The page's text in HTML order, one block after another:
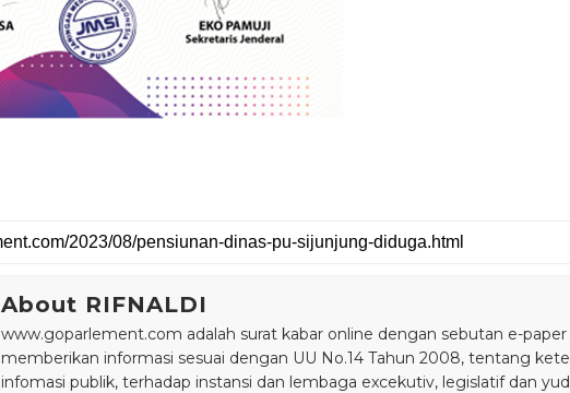
About RIFNALDI
www.goparlement.com adalah surat kabar online dengan sebutan e-
memberikan informasi sesuai dengan UU No.14 Tahun 2008, tentang
infomasi publik, terhadap instansi dan lembaga excekutiv, legislatif dan